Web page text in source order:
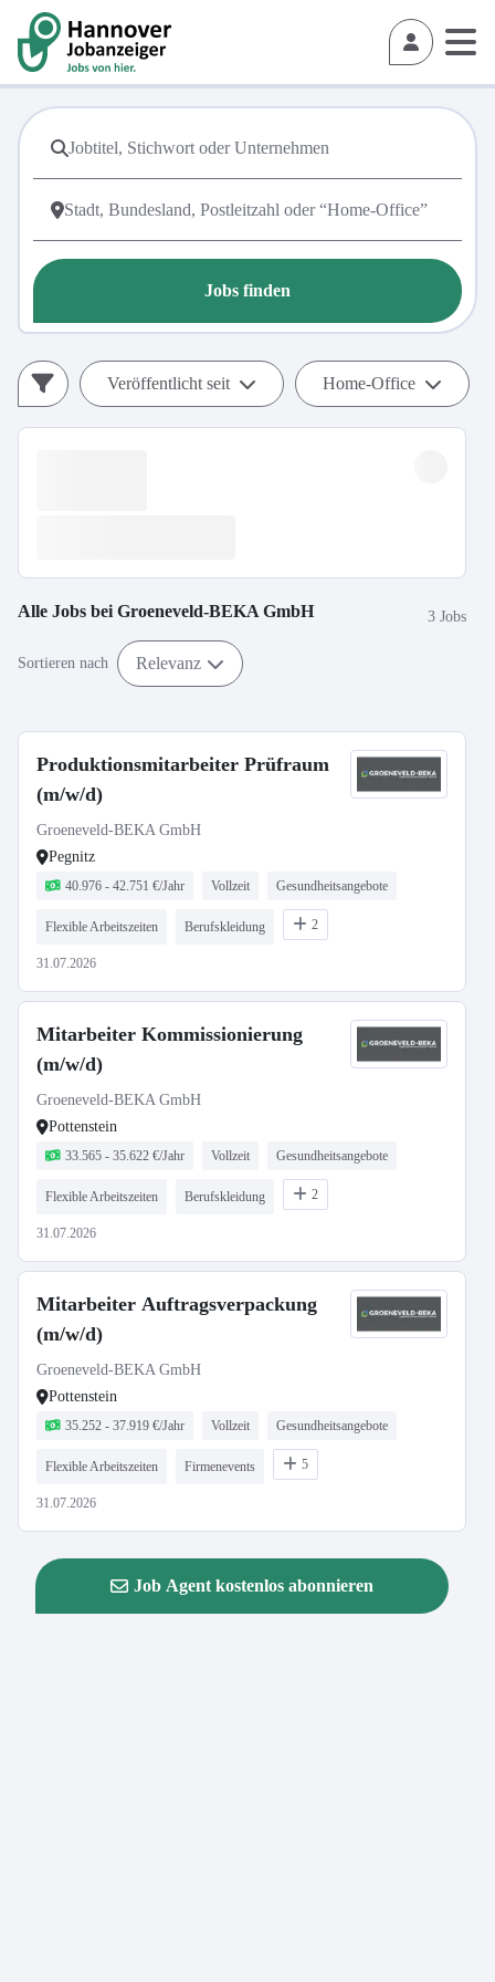
Jobs finden
Veröffentlicht seit Home-Office
Alle Jobs bei Groeneveld-BEKA GmbH 3 Jobs
Sortieren nach Relevanz
Produktionsmitarbeiter Prüfraum
(m/w/d)
Groeneveld-BEKA GmbH
Pegnitz
40.976 - 42.751 €/Jahr Vollzeit Gesundheitsangebote
Flexible Arbeitszeiten Berufskleidung 2
31.07.2026
Mitarbeiter Kommissionierung
(m/w/d)
Groeneveld-BEKA GmbH
Pottenstein
33.565 - 35.622 €/Jahr Vollzeit Gesundheitsangebote
Flexible Arbeitszeiten Berufskleidung 2
31.07.2026
Mitarbeiter Auftragsverpackung
(m/w/d)
Groeneveld-BEKA GmbH
Pottenstein
35.252 - 37.919 €/Jahr Vollzeit Gesundheitsangebote
Flexible Arbeitszeiten Firmenevents 5
31.07.2026
Job Agent kostenlos abonnieren